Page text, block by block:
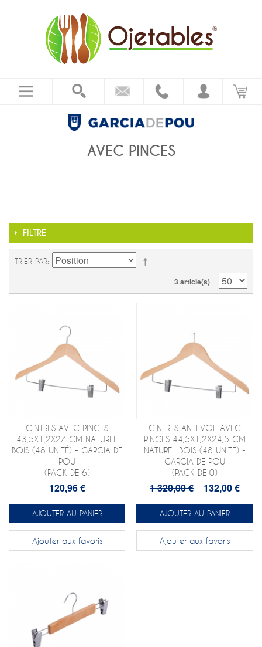
AVEC PINCES
FILTRE
TRIER PAR
3 article(s)
CINTRES AVEC PINCES
43,5X1,2X27 CM NATUREL
BOIS (48 UNITÉ) - GARCIA DE
POU
(PACK DE 6)
120,96 €
AJOUTER AU PANIER
Ajouter aux favoris
CINTRES ANTI VOL AVEC
PINCES 44,5X1,2X24,5 CM
NATUREL BOIS (48 UNITÉ) -
GARCIA DE POU
(PACK DE 0)
1 320,00 € 132,00 €
AJOUTER AU PANIER
Ajouter aux favoris